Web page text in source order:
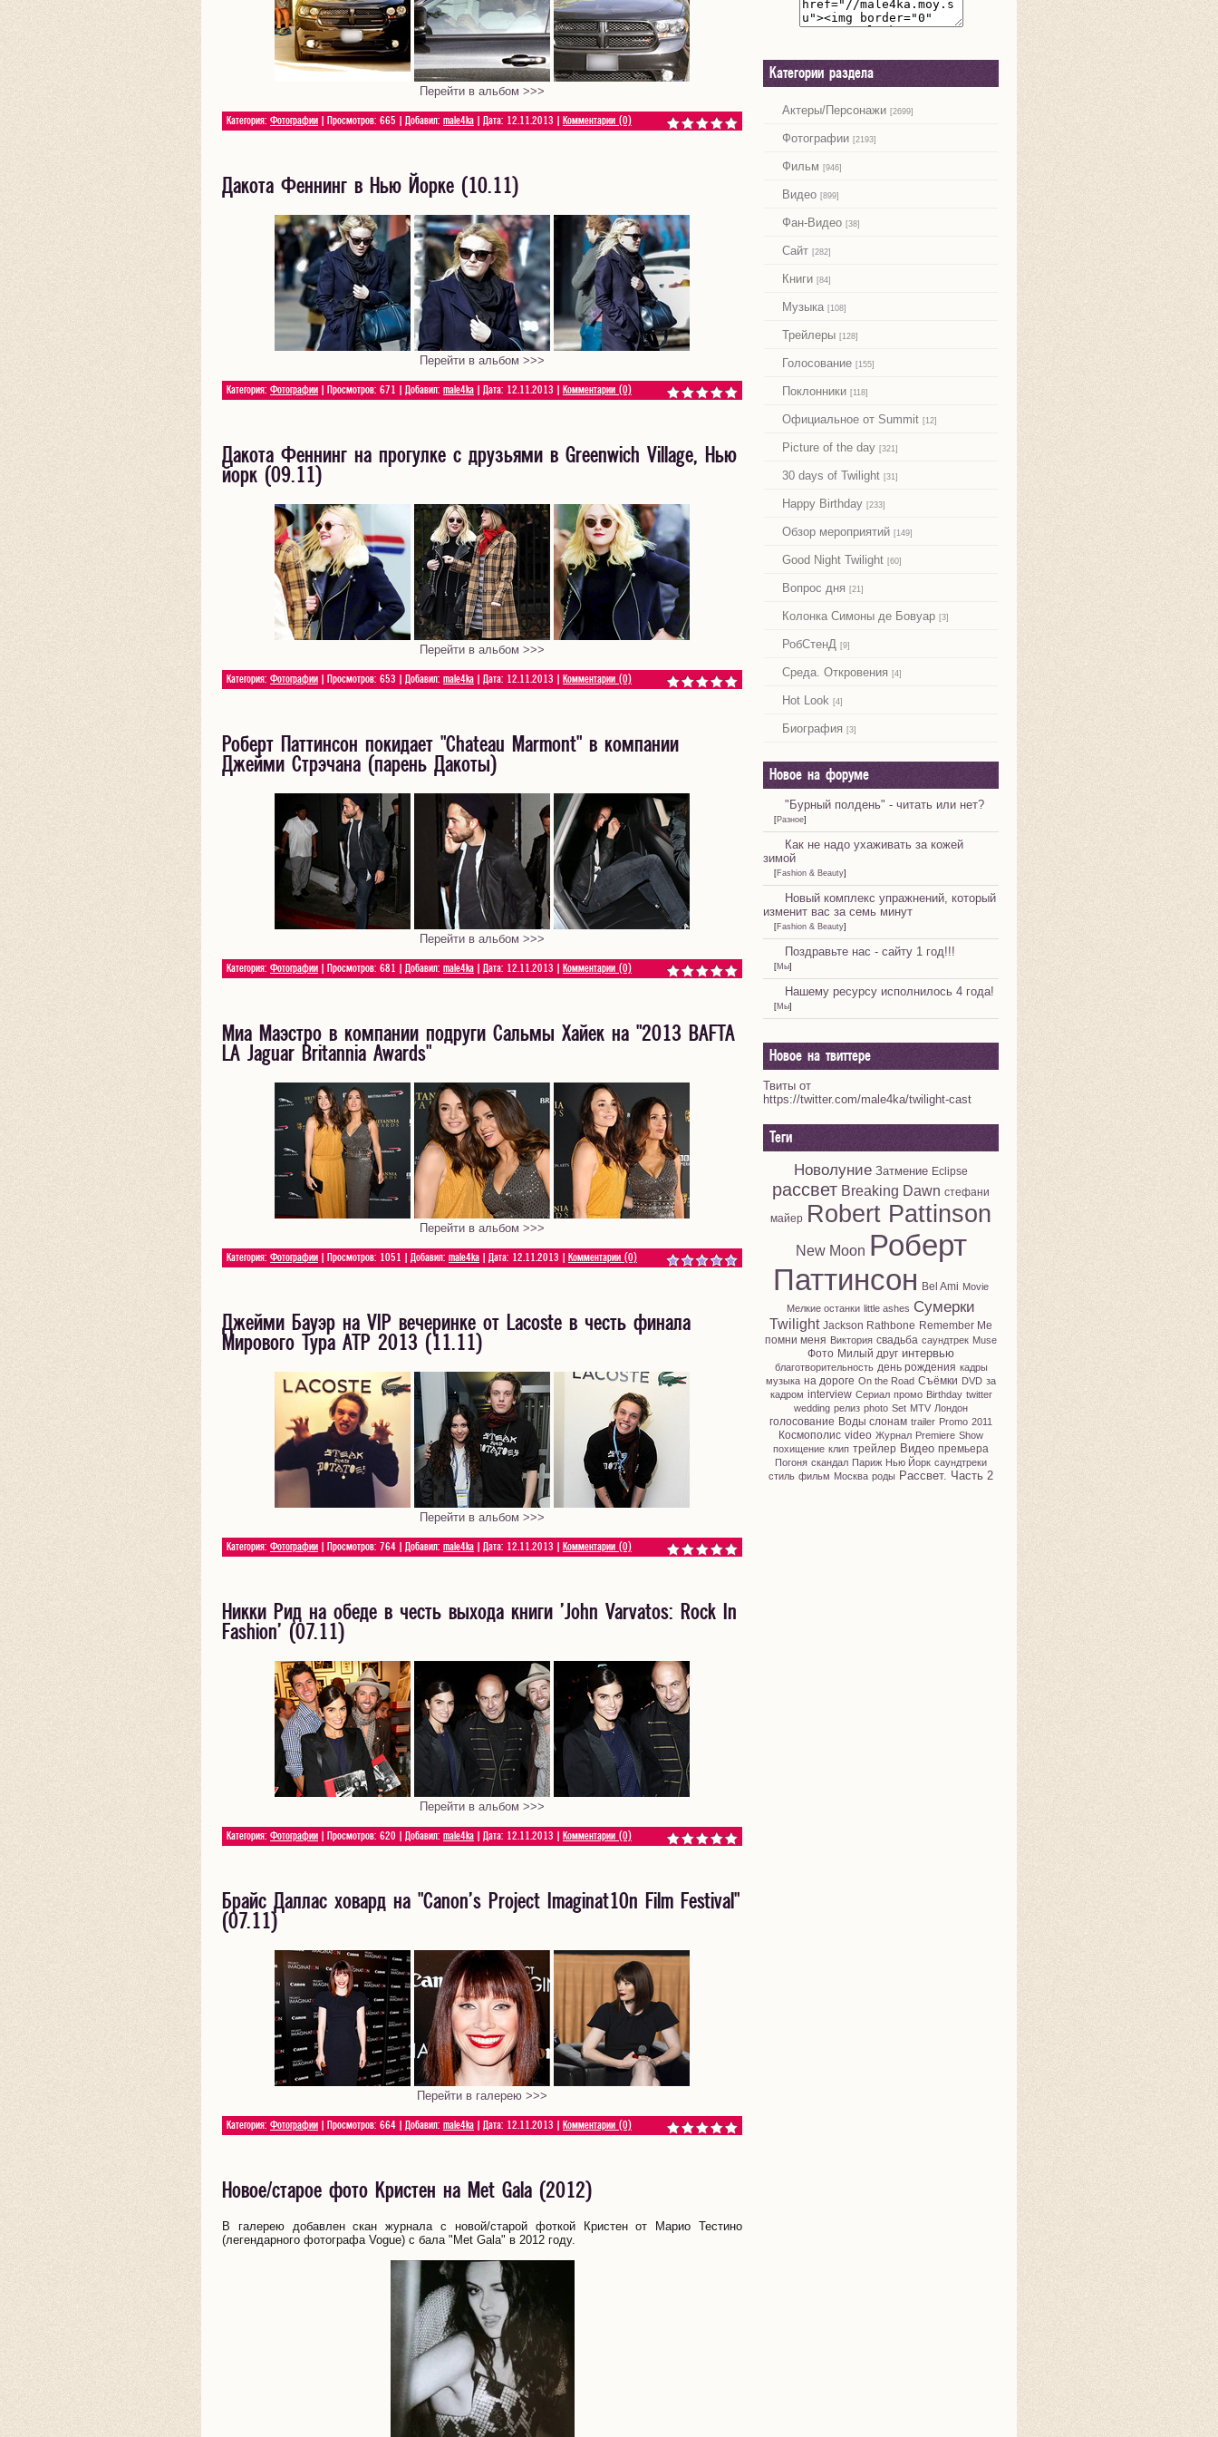
Перейти в альбом >>>
Категория: Фотографии | Просмотров: 665 | Добавил: male4ka | Дата: 12.11.2013 Комментарии (0)
Дакота Феннинг в Нью Йорке (10.11)
Перейти в альбом >>>
Категория: Фотографии | Просмотров: 671 | Добавил: male4ka | Дата: 12.11.2013 Комментарии (0)
Дакота Феннинг на прогулке с друзьями в Greenwich Village, Нью
йорк (09.11)
Перейти в альбом >>>
Категория: Фотографии | Просмотров: 653 | Добавил: male4ka | Дата: 12.11.2013 Комментарии (0)
Роберт Паттинсон покидает "Chateau Marmont" в компании
Джейми Стрэчана (парень Дакоты)
Перейти в альбом >>>
Категория: Фотографии | Просмотров: 681 | Добавил: male4ka | Дата: 12.11.2013 Комментарии (0)
Миа Маэстро в компании подруги Сальмы Хайек на "2013 BAFTA
LA Jaguar Britannia Awards"
Перейти в альбом >>>
Категория: Фотографии | Просмотров: 1051 | Добавил: male4ka | Дата: 12.11.2013 Комментарии (0)
Джейми Бауэр на VIP вечеринке от Lacoste в честь финала
Мирового Тура ATP 2013 (11.11)
Перейти в альбом >>>
Категория: Фотографии | Просмотров: 764 | Добавил: male4ka | Дата: 12.11.2013 Комментарии (0)
Никки Рид на обеде в честь выхода книги 'John Varvatos: Rock In
Fashion' (07.11)
Перейти в альбом >>>
Категория: Фотографии | Просмотров: 620 | Добавил: male4ka | Дата: 12.11.2013 Комментарии (0)
Брайс Даллас ховард на "Canon's Project Imaginat10n Film Festival"
(07.11)
Перейти в галерею >>>
Категория: Фотографии | Просмотров: 664 | Добавил: male4ka | Дата: 12.11.2013 Комментарии (0)
Новое/старое фото Кристен на Met Gala (2012)
В галерею добавлен скан журнала с новой/старой фоткой Кристен от Марио Тестино
(легендарного фотографа Vogue) с бала "Met Gala" в 2012 году.
Категории раздела
Актеры/Персонажи [2699]
Фотографии [2193]
Фильм [946]
Видео [899]
Фан-Видео [38]
Сайт [282]
Книги [84]
Музыка [108]
Трейлеры [128]
Голосование [155]
Поклонники [118]
Официальное от Summit [12]
Picture of the day [321]
30 days of Twilight [31]
Happy Birthday [233]
Обзор мероприятий [149]
Good Night Twilight [60]
Вопрос дня [21]
Колонка Симоны де Бовуар [3]
РобСтенД [9]
Среда. Откровения [4]
Hot Look [4]
Биография [3]
Новое на форуме
"Бурный полдень" - читать или нет?
[Разное]
Как не надо ухаживать за кожей
зимой
[Fashion & Beauty]
Новый комплекс упражнений, который
изменит вас за семь минут
[Fashion & Beauty]
Поздравьте нас - сайту 1 год!!!
[Мы]
Нашему ресурсу исполнилось 4 года!
[Мы]
Новое на твиттере
Твиты от
https://twitter.com/male4ka/twilight-cast
Теги
Новолуние Затмение Eclipse
рассвет Breaking Dawn стефани
майер Robert Pattinson
New Moon Роберт
Паттинсон Bel Ami Movie
Мелкие останки little ashes Сумерки
Twilight Jackson Rathbone Remember Me
помни меня Виктория свадьба саундтрек Muse
Фото Милый друг интервью
благотворительность день рождения кадры
музыка на дороге On the Road Съёмки DVD за
кадром interview Сериал промо Birthday twitter
wedding релиз photo Set MTV Лондон
голосование Воды слонам trailer Promo 2011
Космополис video Журнал Premiere Show
похищение клип трейлер Видео премьера
Погоня скандал Париж Нью Йорк саундтреки
стиль фильм Москва роды Рассвет. Часть 2